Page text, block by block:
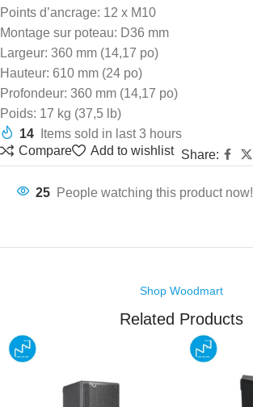
Points d’ancrage: 12 x M10
Montage sur poteau: D36 mm
Largeur: 360 mm (14,17 po)
Hauteur: 610 mm (24 po)
Profondeur: 360 mm (14,17 po)
Poids: 17 kg (37,5 lb)
14
Items sold in last 3 hours
Compare
Add to wishlist Share:
25 People watching this product now!
Shop Woodmart
Related Products